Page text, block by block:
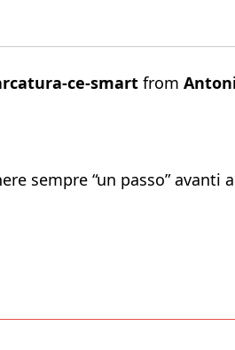
ce-smart from
sempre “un passo” avanti